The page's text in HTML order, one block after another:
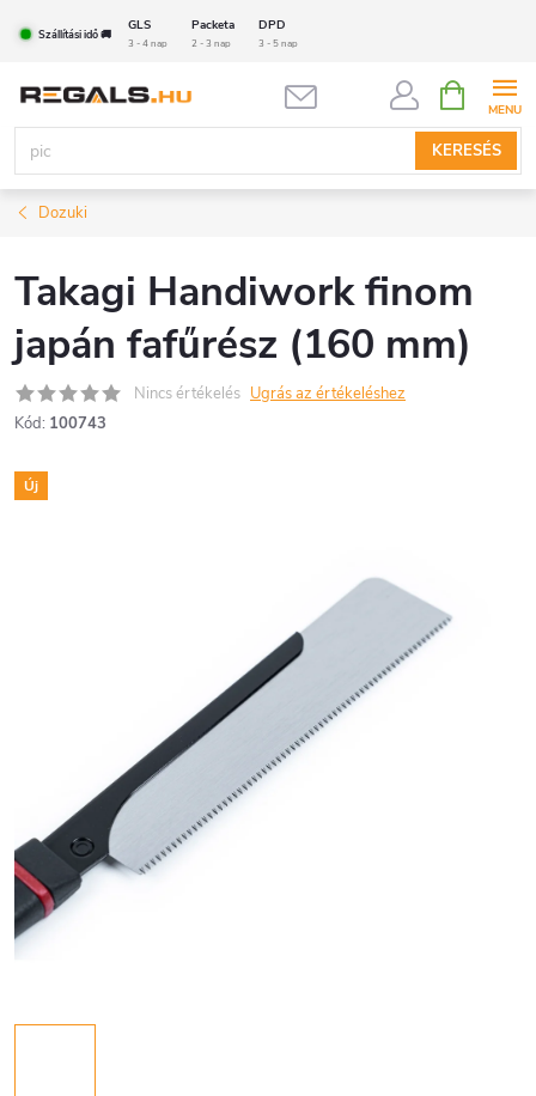
tartalomhoz
Szállítási idő 🚚
GLS Packeta DPD
3 - 4 nap 2 - 3 nap 3 - 5 nap
KERESÉS
KOSÁR
Dozuki
Takagi Handiwork finom
japán fafűrész (160 mm)
Nincs értékelés Ugrás az értékeléshez
Kód: 100743
Új